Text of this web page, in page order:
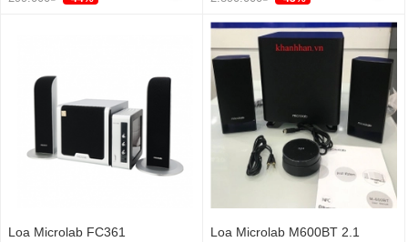
Loa Microlab FC361
Loa Microlab M600BT 2.1